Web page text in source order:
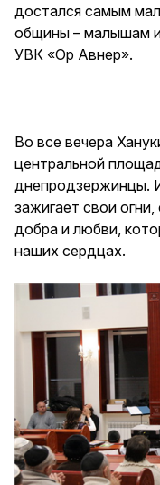
достался самым
общины – малышам
УВК «Ор Авнер».
Во все вечера
центральной
днепродзержинцы.
зажигает свои
добра и любви,
наших сердцах.